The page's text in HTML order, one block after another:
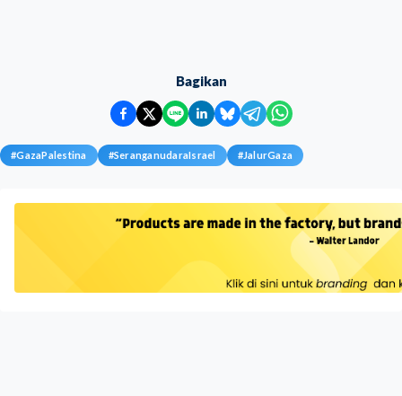
Bagikan
#GazaPalestina #SeranganudaraIsrael #JalurGaza